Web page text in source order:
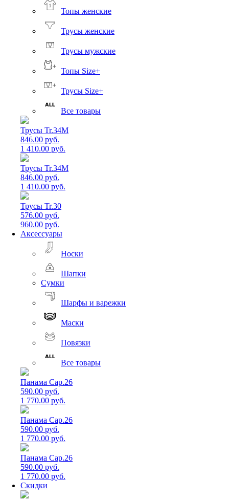
Топы женские
Трусы женские
Трусы мужские
Топы Size+
Трусы Size+
Все товары
Трусы Tr.34M
846.00 руб.
1 410.00 руб.
Трусы Tr.34M
846.00 руб.
1 410.00 руб.
Трусы Tr.30
576.00 руб.
960.00 руб.
Аксессуары
Носки
Шапки
Сумки
Шарфы и варежки
Маски
Повязки
Все товары
Панама Cap.26
590.00 руб.
1 770.00 руб.
Панама Cap.26
590.00 руб.
1 770.00 руб.
Панама Cap.26
590.00 руб.
1 770.00 руб.
Скидки